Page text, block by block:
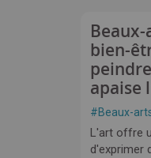
bien-
apaise
#Beaux-
L'art offre
d'exprimer